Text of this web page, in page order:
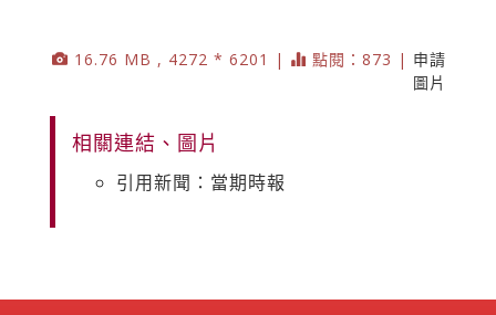
16.76 MB , 4272 * 6201 | 點閱：873 | 申請
圖片
相關連結、圖片
引用新聞：當期時報